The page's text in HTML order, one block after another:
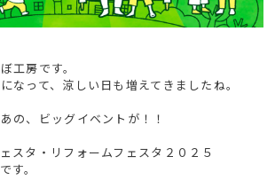
工房です。
なって、涼しい日も増えてきましたね。
の、ビッグイベントが！！
スタ・リフォームフェスタ２０２５
す。